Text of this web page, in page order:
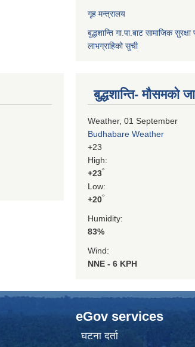
गृह मन्त्रालय
बुद्धशान्ति गा.पा.बाट सामाजिक सुरक्षा
लाभग्राहिको सुची
बुद्धशान्ति- मौसमको
Weather, 01 September
Budhabare Weather
+23
High:
+23°
Low:
+20°
Humidity:
83%
Wind:
NNE - 6 KPH
eGov services
घटना दर्ता